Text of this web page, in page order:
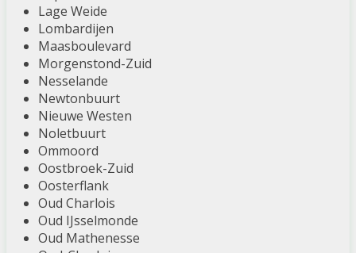
Lage Weide
Lombardijen
Maasboulevard
Morgenstond-Zuid
Nesselande
Newtonbuurt
Nieuwe Westen
Noletbuurt
Ommoord
Oostbroek-Zuid
Oosterflank
Oud Charlois
Oud IJsselmonde
Oud Mathenesse